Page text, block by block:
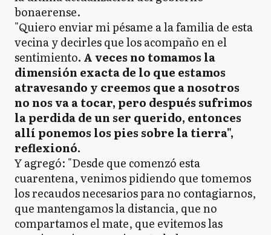
bonaerense.
"Quiero enviar mi pésame a la familia de esta
vecina y decirles que los acompaño en el
sentimiento. A veces no tomamos la
dimensión exacta de lo que estamos
atravesando y creemos que a nosotros
no nos va a tocar, pero después sufrimos
la perdida de un ser querido, entonces
allí ponemos los pies sobre la tierra",
reflexionó.
Y agregó: "Desde que comenzó esta
cuarentena, venimos pidiendo que tomemos
los recaudos necesarios para no contagiarnos,
que mantengamos la distancia, que no
compartamos el mate, que evitemos las